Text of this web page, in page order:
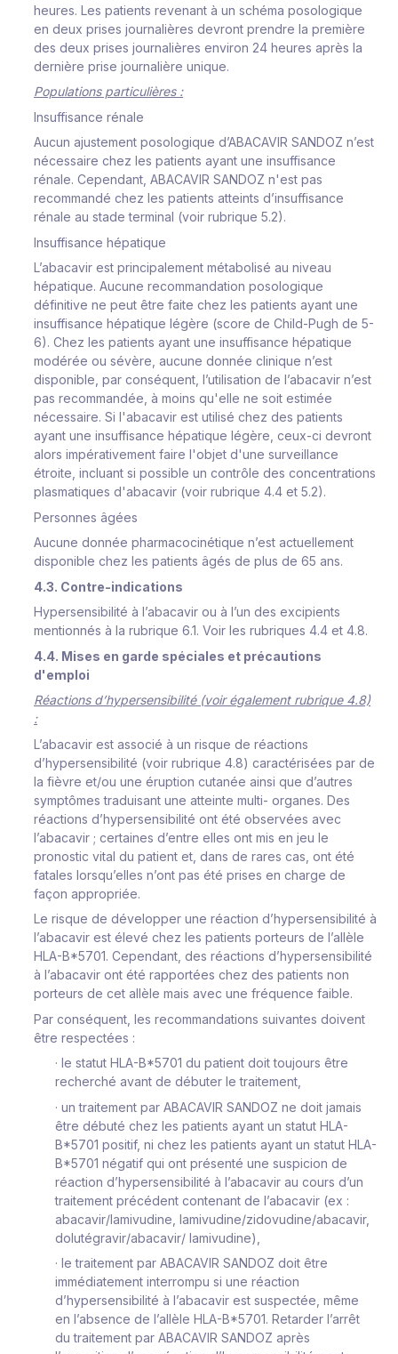
heures. Les patients revenant à un schéma posologique
en deux prises journalières devront prendre la première
des deux prises journalières environ 24 heures après la
dernière prise journalière unique.
Populations particulières :
Insuffisance rénale
Aucun ajustement posologique d’ABACAVIR SANDOZ n’est
nécessaire chez les patients ayant une insuffisance
rénale. Cependant, ABACAVIR SANDOZ n'est pas
recommandé chez les patients atteints d’insuffisance
rénale au stade terminal (voir rubrique 5.2).
Insuffisance hépatique
L’abacavir est principalement métabolisé au niveau
hépatique. Aucune recommandation posologique
définitive ne peut être faite chez les patients ayant une
insuffisance hépatique légère (score de Child-Pugh de 5-
6). Chez les patients ayant une insuffisance hépatique
modérée ou sévère, aucune donnée clinique n’est
disponible, par conséquent, l’utilisation de l’abacavir n’est
pas recommandée, à moins qu'elle ne soit estimée
nécessaire. Si l'abacavir est utilisé chez des patients
ayant une insuffisance hépatique légère, ceux-ci devront
alors impérativement faire l'objet d'une surveillance
étroite, incluant si possible un contrôle des concentrations
plasmatiques d'abacavir (voir rubrique 4.4 et 5.2).
Personnes âgées
Aucune donnée pharmacocinétique n’est actuellement
disponible chez les patients âgés de plus de 65 ans.
4.3. Contre-indications
Hypersensibilité à l’abacavir ou à l’un des excipients
mentionnés à la rubrique 6.1. Voir les rubriques 4.4 et 4.8.
4.4. Mises en garde spéciales et précautions
d'emploi
Réactions d’hypersensibilité (voir également rubrique 4.8)
:
L’abacavir est associé à un risque de réactions
d’hypersensibilité (voir rubrique 4.8) caractérisées par de
la fièvre et/ou une éruption cutanée ainsi que d’autres
symptômes traduisant une atteinte multi- organes. Des
réactions d’hypersensibilité ont été observées avec
l’abacavir ; certaines d’entre elles ont mis en jeu le
pronostic vital du patient et, dans de rares cas ont été
fatales lorsqu’elles n’ont pas été prises en charge de
façon appropriée.
Le risque de développer une réaction d’hypersensibilité à
l’abacavir est élevé chez les patients porteurs de l’allèle
HLA-B*5701. Cependant, des réactions d’hypersensibilité
à l’abacavir ont été rapportées chez des patients non
porteurs de cet allèle mais avec une fréquence faible.
Par conséquent, les recommandations suivantes doivent
être respectées :
· le statut HLA-B*5701 du patient doit toujours être
recherché avant de débuter le traitement,
· un traitement par ABACAVIR SANDOZ ne doit jamais
être débuté chez les patients ayant un statut HLA-
B*5701 positif, ni chez les patients ayant un statut HLA-
B*5701 négatif qui ont présenté une suspicion de
réaction d’hypersensibilité à l’abacavir au cours d’un
traitement précédent contenant de l’abacavir (ex :
abacavir/lamivudine, lamivudine/zidovudine/abacavir,
dolutégravir/abacavir/ lamivudine),
· le traitement par ABACAVIR SANDOZ doit être
immédiatement interrompu si une réaction
d’hypersensibilité à l’abacavir est suspectée, même
en l’absence de l’allèle HLA-B*5701. Retarder l’arrêt
du traitement par ABACAVIR SANDOZ après